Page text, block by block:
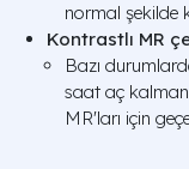
normal şekilde
Kontrastlı MR
Bazı
saat aç
MR'ları için